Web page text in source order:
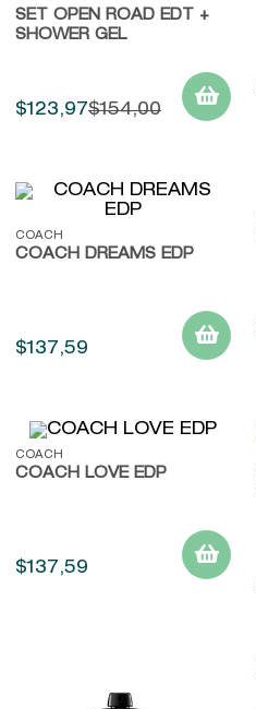
SET OPEN ROAD EDT +
SHOWER GEL
$123,97$154,00
COACH
COACH DREAMS EDP
$137 ,59
COACH
COACH LOVE EDP
$137 ,59
9.
john frieda